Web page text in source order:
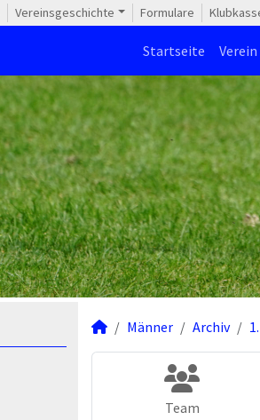
Vereinsgeschichte Formulare
Startseite Verein
Männer Archiv
Team